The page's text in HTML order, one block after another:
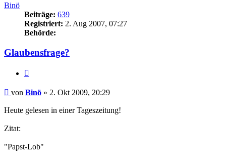
Binö
Beiträge: 639
Registriert: 2. Aug 2007, 07:27
Behörde:
Glaubensfrage?
Beitrag
von Binö » 2. Okt 2009, 20:29
Heute gelesen in einer Tageszeitung!
Zitat:
"Papst-Lob"